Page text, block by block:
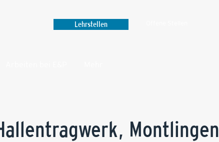
Lehrstellen
Montlingen